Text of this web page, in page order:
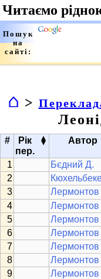
⌂ >
#
Рік
пер.
▴
▾ Автор
Бєдний Д.